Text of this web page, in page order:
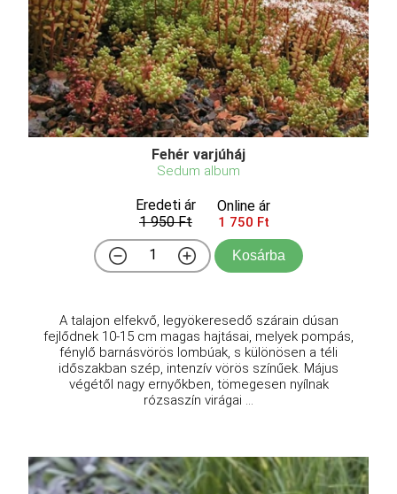
Fehér varjúháj
Sedum album
Eredeti ár
1 950 Ft
Online ár
1 750 Ft
Kosárba
A talajon elfekvő, legyökeresedő szárain dúsan
fejlődnek 10-15 cm magas hajtásai, melyek pompás,
fénylő barnásvörös lombúak, s különösen a téli
időszakban szép, intenzív vörös színűek. Május
végétől nagy ernyőkben, tömegesen nyílnak
rózsaszín virágai ...